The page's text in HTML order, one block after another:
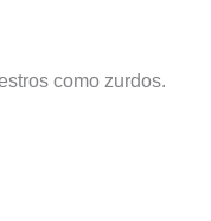
como zurdos.